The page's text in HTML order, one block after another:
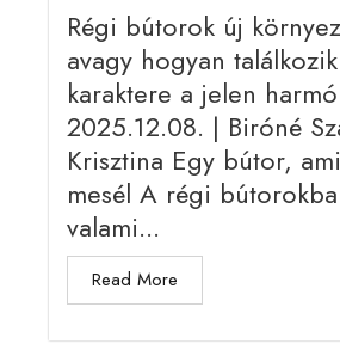
Régi bútorok új
avagy hogyan
karaktere a jelen
2025.12.08. | Biróné
Krisztina Egy bútor,
mesél A régi
valami...
Read More